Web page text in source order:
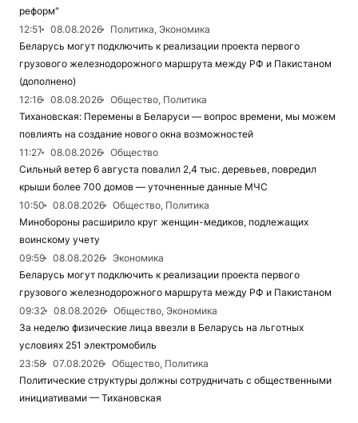
реформ"
12:51
08.08.2026
Политика, Экономика
Беларусь могут подключить к реализации проекта первого
грузового железнодорожного маршрута между РФ и Пакистаном
(дополнено)
12:16
08.08.2026
Общество, Политика
Тихановская: Перемены в Беларуси — вопрос времени, мы можем
повлиять на создание нового окна возможностей
11:27
08.08.2026
Общество
Сильный ветер 6 августа повалил 2,4 тыс. деревьев, повредил
крыши более 700 домов — уточненные данные МЧС
10:50
08.08.2026
Общество, Политика
Минобороны расширило круг женщин-медиков, подлежащих
воинскому учету
09:59
08.08.2026
Экономика
Беларусь могут подключить к реализации проекта первого
грузового железнодорожного маршрута между РФ и Пакистаном
09:32
08.08.2026
Общество, Экономика
За неделю физические лица ввезли в Беларусь на льготных
условиях 251 электромобиль
23:58
07.08.2026
Общество, Политика
Политические структуры должны сотрудничать с общественными
инициативами — Тихановская